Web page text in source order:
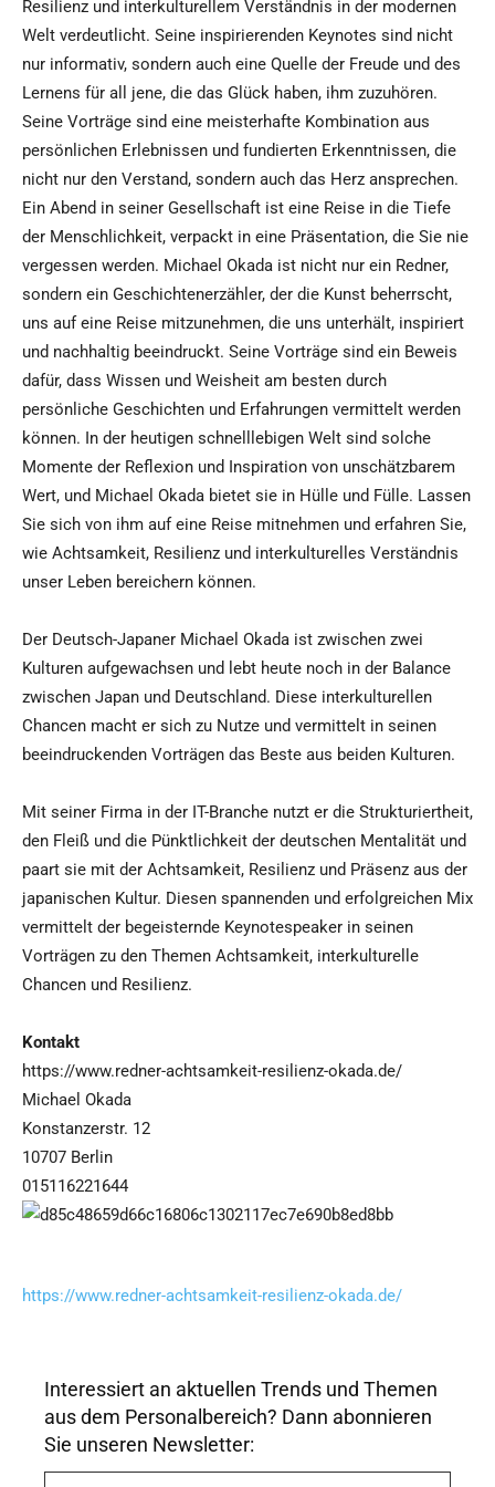
Resilienz und interkulturellem Verständnis in der modernen
Welt verdeutlicht. Seine inspirierenden Keynotes sind nicht
nur informativ, sondern auch eine Quelle der Freude und des
Lernens für all jene, die das Glück haben, ihm zuzuhören.
Seine Vorträge sind eine meisterhafte Kombination aus
persönlichen Erlebnissen und fundierten Erkenntnissen, die
nicht nur den Verstand, sondern auch das Herz ansprechen.
Ein Abend in seiner Gesellschaft ist eine Reise in die Tiefe
der Menschlichkeit, verpackt in eine Präsentation, die Sie nie
vergessen werden. Michael Okada ist nicht nur ein Redner,
sondern ein Geschichtenerzähler, der die Kunst beherrscht,
uns auf eine Reise mitzunehmen, die uns unterhält, inspiriert
und nachhaltig beeindruckt. Seine Vorträge sind ein Beweis
dafür, dass Wissen und Weisheit am besten durch
persönliche Geschichten und Erfahrungen vermittelt werden
können. In der heutigen schnelllebigen Welt sind solche
Momente der Reflexion und Inspiration von unschätzbarem
Wert, und Michael Okada bietet sie in Hülle und Fülle. Lassen
Sie sich von ihm auf eine Reise mitnehmen und erfahren Sie,
wie Achtsamkeit, Resilienz und interkulturelles Verständnis
unser Leben bereichern können.
Der Deutsch-Japaner Michael Okada ist zwischen zwei
Kulturen aufgewachsen und lebt heute noch in der Balance
zwischen Japan und Deutschland. Diese interkulturellen
Chancen macht er sich zu Nutze und vermittelt in seinen
beeindruckenden Vorträgen das Beste aus beiden Kulturen.
Mit seiner Firma in der IT-Branche nutzt er die Strukturiertheit,
den Fleiß und die Pünktlichkeit der deutschen Mentalität und
paart sie mit der Achtsamkeit, Resilienz und Präsenz aus der
japanischen Kultur. Diesen spannenden und erfolgreichen Mix
vermittelt der begeisternde Keynotespeaker in seinen
Vorträgen zu den Themen Achtsamkeit, interkulturelle
Chancen und Resilienz.
Kontakt
https://www.redner-achtsamkeit-resilienz-okada.de/
Michael Okada
Konstanzerstr. 12
10707 Berlin
015116221644
https://www.redner-achtsamkeit-resilienz-okada.de/
Interessiert an aktuellen Trends und Themen
aus dem Personalbereich? Dann abonnieren
Sie unseren Newsletter: